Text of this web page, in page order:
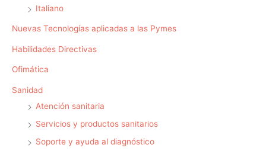
Italiano
Nuevas Tecnologías aplicadas a las Pymes
Habilidades Directivas
Ofimática
Sanidad
Atención sanitaria
Servicios y productos sanitarios
Soporte y ayuda al diagnóstico